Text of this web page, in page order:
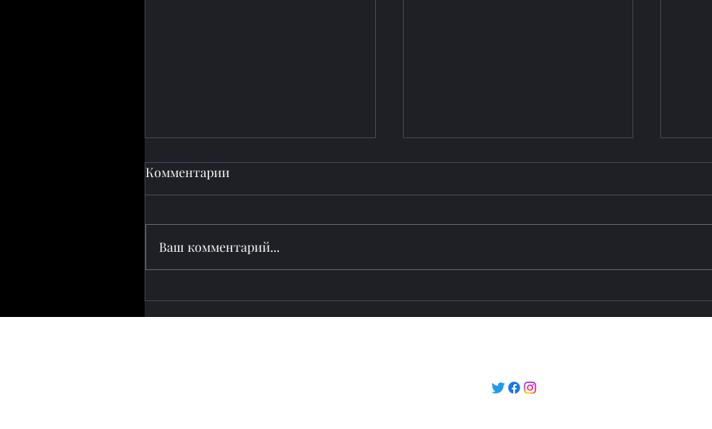
Евразийский саммит в
прохождения границы:
изменяет облик Среднего
Комментарии
Ваш комментарий...